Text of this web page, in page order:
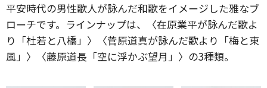
平安時代の男性歌人が詠んだ和歌をイメージした雅なブ
ローチです。ラインナップは、〈在原業平が詠んだ歌よ
り「杜若と八橋」〉〈菅原道真が詠んだ歌より「梅と東
風」〉〈藤原道長「空に浮かぶ望月」〉の3種類。